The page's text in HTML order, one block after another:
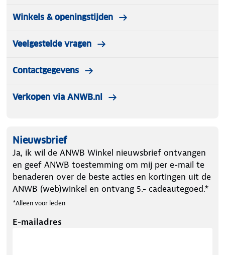
Winkels & openingstijden
Veelgestelde vragen
Contactgegevens
Verkopen via ANWB.nl
Nieuwsbrief
Ja, ik wil de ANWB Winkel nieuwsbrief ontvangen
en geef ANWB toestemming om mij per e-mail te
benaderen over de beste acties en kortingen uit de
ANWB (web)winkel en ontvang 5.- cadeautegoed.*
*Alleen voor leden
E-mailadres